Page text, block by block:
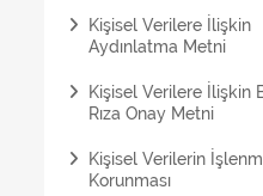
Kişisel Verilere İlişkin
Aydınlatma Metni
Kişisel Verilere İlişkin
Rıza Onay Metni
Kişisel Verilerin
Korunması